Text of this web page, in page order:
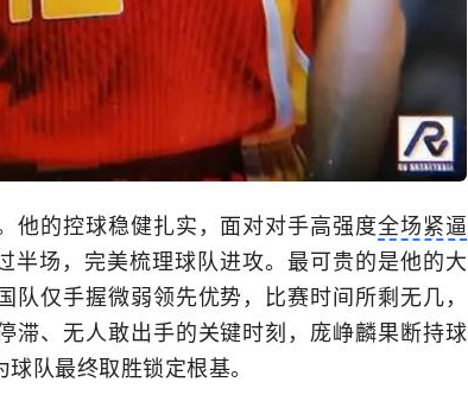
他的控球稳健扎实，面对对手高强度全场紧逼
半场，完美梳理球队进攻。最可贵的是他的大
仅手握微弱领先优势，比赛时间所剩无几，
滞、无人敢出手的关键时刻，庞峥麟果断持球
队最终取胜锁定根基。